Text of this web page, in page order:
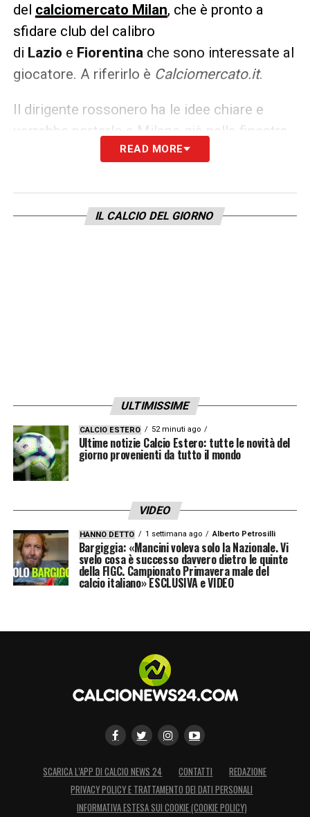
del calciomercato Milan, che è pronto a
sfidare club del calibro
di Lazio e Fiorentina che sono interessate al
giocatore. A riferirlo è Calciomercato.it.
Il dirigente rossonero ha le idee chiare e
vorrebbe portarlo a Milano già nella finestra
gennaio , ma l’addio
dimercatoè difficile. Moncada, inoltre, deve
convincere anche gli altri dirigenti del Milan
READ MORE
IL CALCIO DEL GIORNO
ULTIMISSIME
CALCIO ESTERO 52 minuti ago
Ultime notizie Calcio Estero: tutte le novità del
giorno provenienti da tutto il mondo
VIDEO
HANNO DETTO 1 settimana ago Alberto Petrosilli
Bargiggia: «Mancini voleva solo la Nazionale. Vi
svelo cosa è successo davvero dietro le quinte
della FIGC. Campionato Primavera male del
calcio italiano» ESCLUSIVA e VIDEO
SCARICA L’APP DI CALCIO NEWS 24 CONTATTI
REDAZIONE
PRIVACY POLICY E TRATTAMENTO DEI DATI PERSONALI
INFORMATIVA ESTESA SUI COOKIE (COOKIE POLICY)